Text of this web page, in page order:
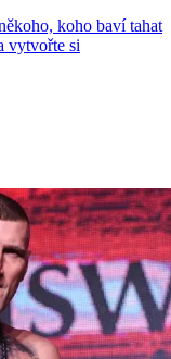
koho baví tahat
vytvořte si